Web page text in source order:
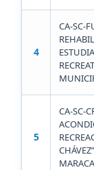
4
CA-SC-
5
CA-SC-